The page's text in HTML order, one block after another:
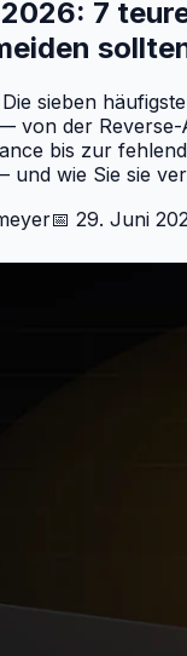
7
sieben
von der Reverse-
bis zur
wie Sie sie
📅 29. Juni